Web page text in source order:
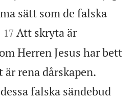
sätt som de falska


17 Att skryta är
Herren Jesus har bett
är rena dårskapen.
falska sändebud